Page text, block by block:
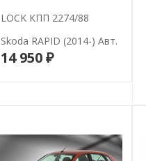
LOCK КПП 2274/88
Skoda RAPID (2014-) Авт.
14 950 ₽В корзину